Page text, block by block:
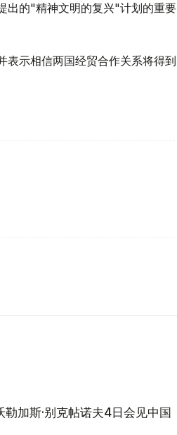
出的"精神文明的复兴"计划的重要
表示相信两国经贸合作关系将得到
加斯·别克帖诺夫4日会见中国